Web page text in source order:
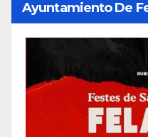
Ayuntamiento De